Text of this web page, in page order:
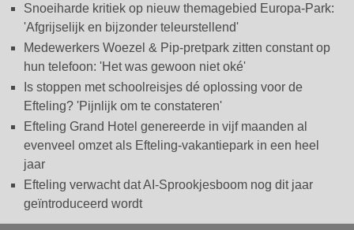
Snoeiharde kritiek op nieuw themagebied Europa-Park:
'Afgrijselijk en bijzonder teleurstellend'
Medewerkers Woezel & Pip-pretpark zitten constant op
hun telefoon: 'Het was gewoon niet oké'
Is stoppen met schoolreisjes dé oplossing voor de
Efteling? 'Pijnlijk om te constateren'
Efteling Grand Hotel genereerde in vijf maanden al
evenveel omzet als Efteling-vakantiepark in een heel
jaar
Efteling verwacht dat AI-Sprookjesboom nog dit jaar
geïntroduceerd wordt